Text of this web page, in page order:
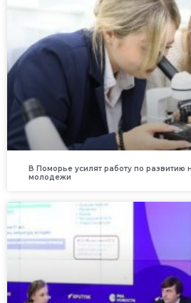
В Поморье усилят работу по развитию
молодежи